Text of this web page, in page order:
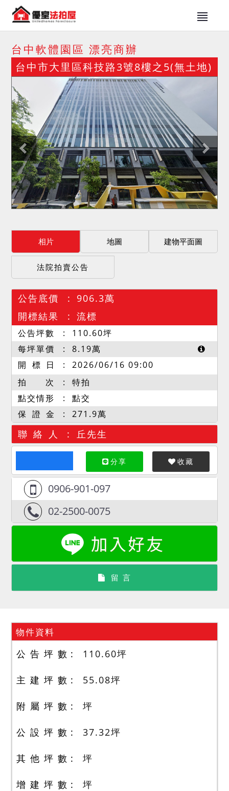
台中軟體園區 漂亮商辦
台中市大里區科技路3號8樓之5(無土地)
相片 地圖 建物平面圖
法院拍賣公告
公告底價
906.3萬
開標結果
流標
公告坪數 110.60坪
每坪單價
8.19萬
開 標 日
2026/06/16 09:00
拍 次
特拍
點交情形
點交
保 證 金
271.9萬
聯 絡 人 丘先生
分享 收藏
0906-901-097
02-2500-0075
留 言
物件資料
公 告 坪 數 110.60坪
主 建 坪 數 55.08坪
附 屬 坪 數 坪
公 設 坪 數 37.32坪
其 他 坪 數 坪
增 建 坪 數 坪